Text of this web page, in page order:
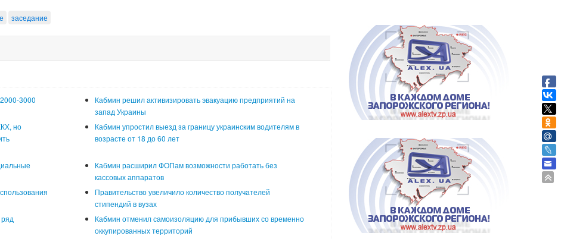
заседание
3000
Кабмин решил активизировать эвакуацию предприятий на
запад Украины
но
Кабмин упростил выезд за границу украинским водителям в
возрасте от 18 до 60 лет
Кабмин расширил ФОПам возможности работать без
кассовых аппаратов
Правительство увеличило количество получателей
стипендий в вузах
Кабмин отменил самоизоляцию для прибывших со временно
оккупированных территорий